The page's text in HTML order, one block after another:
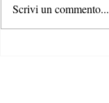
Scrivi un commento...